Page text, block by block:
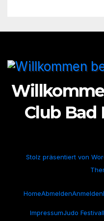
Club Bad
Stolz präsentiert von
HomeAbmeldenAnmelden
ImpressumJudo Festival